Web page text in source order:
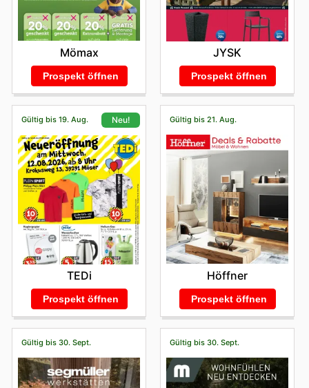
Mömax
Prospekt öffnen
JYSK
Prospekt öffnen
Gültig bis 19. Aug. Neu!
TEDi
Prospekt öffnen
Gültig bis 21. Aug.
Höffner
Prospekt öffnen
Gültig bis 30. Sept. Gültig bis 30. Sept.